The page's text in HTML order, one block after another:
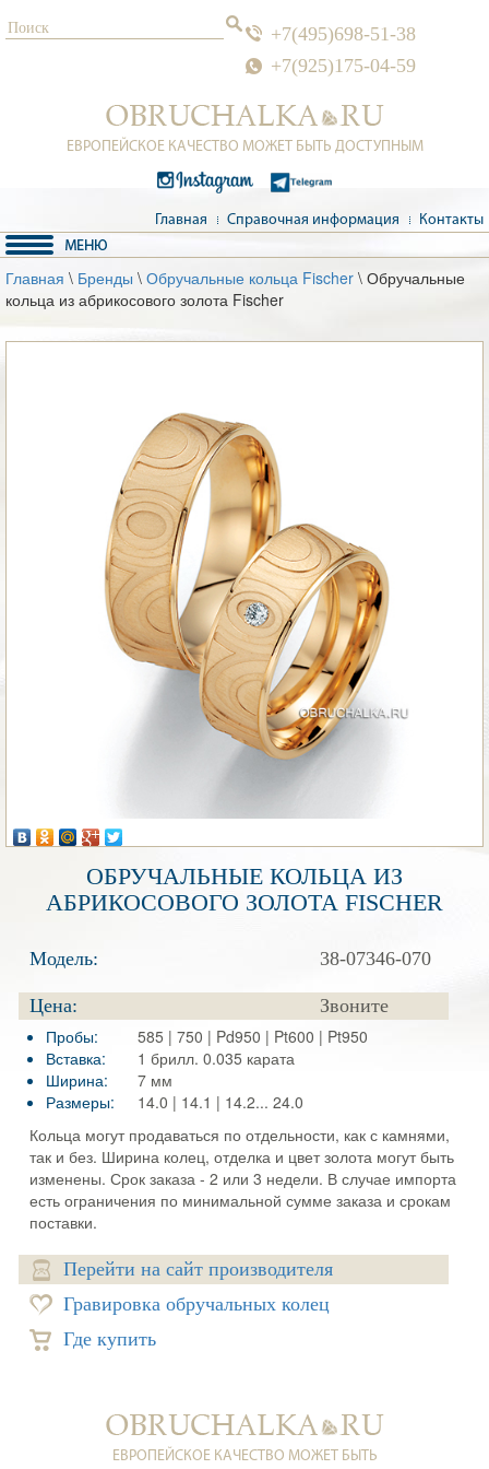
+7(495)698-51-38
+7(925)175-04-59
ЕВРОПЕЙСКОЕ КАЧЕСТВО МОЖЕТ БЫТЬ ДОСТУПНЫМ
Главная Справочная информация Контакты
Главная \ Бренды \ Обручальные кольца Fischer \ Обручальные
кольца из абрикосового золота Fischer
ОБРУЧАЛЬНЫЕ КОЛЬЦА ИЗ
АБРИКОСОВОГО ЗОЛОТА FISCHER
Модель: 38-07346-070
Цена:
Звоните
Пробы:
585 | 750 | Pd950 | Pt600 | Pt950
Вставка:
1 брилл. 0.035 карата
Ширина:
7 мм
Размеры:
14.0 | 14.1 | 14.2... 24.0
Кольца могут продаваться по отдельности, как с камнями,
так и без. Ширина колец, отделка и цвет золота могут быть
изменены. Срок заказа - 2 или 3 недели. В случае импорта
есть ограничения по минимальной сумме заказа и срокам
поставки.
Перейти на сайт производителя
Гравировка обручальных колец
Где купить
ЕВРОПЕЙСКОЕ КАЧЕСТВО МОЖЕТ БЫТЬ